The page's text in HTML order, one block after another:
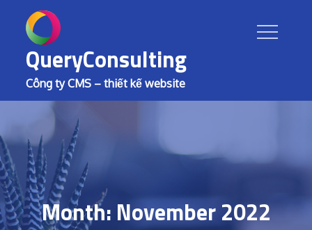
contentQueryConsulting
Công ty CMS – thiết kế website
Month: November 2022